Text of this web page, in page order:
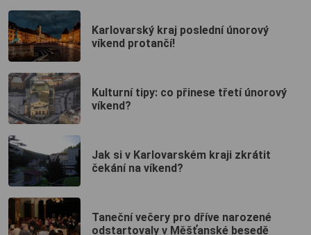
Karlovarský kraj poslední únorový
víkend protančí!
Kulturní tipy: co přinese třetí únorový
víkend?
Jak si v Karlovarském kraji zkrátit
čekání na víkend?
Taneční večery pro dříve narozené
odstartovaly v Měšťanské besedě